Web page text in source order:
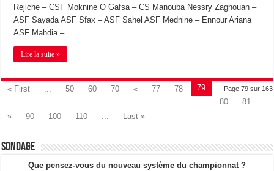
Rejiche – CSF Moknine O Gafsa – CS Manouba Nessry Zaghouan –
ASF Sayada ASF Sfax – ASF Sahel ASF Mednine – Ennour Ariana
ASF Mahdia – …
Lire la suite »
Page 79 sur 163
« First ... 50 60 70 « 77 78
79
80
81
»
90 100 110 ... Last »
Sondage
Que pensez-vous du nouveau système du championnat ?